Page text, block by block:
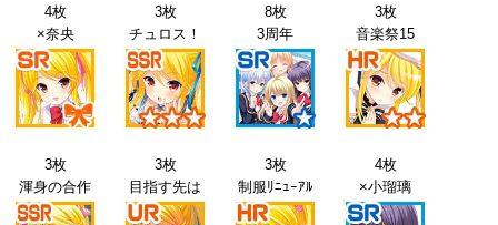
4枚
×奈央
3枚
チュロス！
8枚
3周年
3枚
音楽祭15
3枚
渾身の合作
3枚
目指す先は
3枚
制服ﾘﾆｭｰｱﾙ
4枚
×小瑠璃